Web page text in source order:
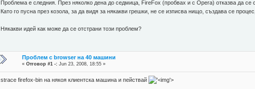
Проблема е следния. През няколко дена до седмица, FireFox (пробвах и с Opera) отказва да се
Като го пусна през козола, за да видя за някакви грешки, не се изписва нищо, създава се
Някакви идей как може да се отстрани този проблем?
Проблем с browser на 40 машини
«Отговор #1 -: Jun 23, 2008, 18:55 »
strace firefox-bin на някоя клиентска машина и пействай '>